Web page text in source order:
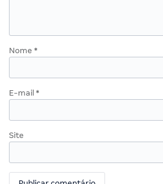
Nome *
E-mail *
Site